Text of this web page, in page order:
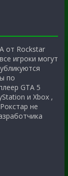
от Rockstar
игроки могут
по
GTA 5
и Xbox ,
не